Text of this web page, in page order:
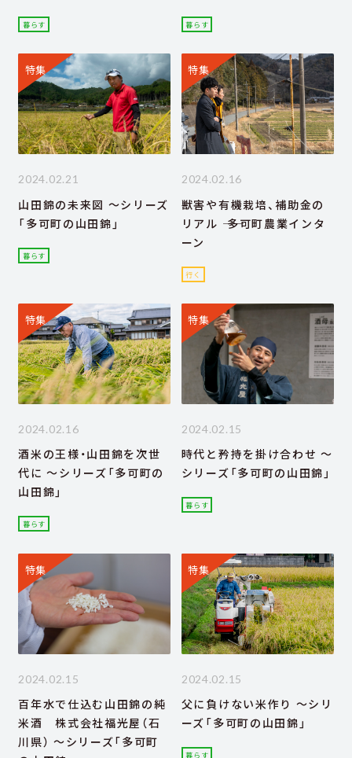
暮らす 暮らす
特集
2024.02.21
山田錦の未来図 ～シリーズ
「多可町の山田錦」
暮らす
特集
2024.02.16
獣害や有機栽培、補助金の
リアル ―― 多可町農業インタ
ーン
行く
特集
2024.02.16
酒米の王様・山田錦を次世
代に ～シリーズ「多可町の
山田錦」
暮らす
特集
2024.02.15
時代と矜持を掛け合わせ ～
シリーズ「多可町の山田錦」
暮らす
特集
2024.02.15
百年水で仕込む山田錦の純
米酒 株式会社福光屋（石
川県） ～シリーズ「多可町
特集
2024.02.15
父に負けない米作り ～シリ
ーズ「多可町の山田錦」
暮らす